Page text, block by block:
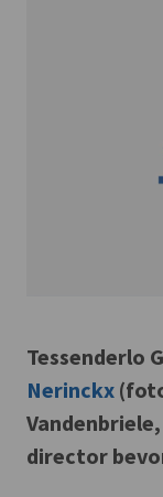
Tessenderlo
Nerinckx
director